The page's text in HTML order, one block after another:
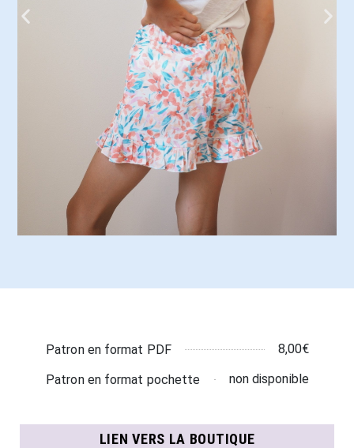
Patron en format PDF 8,00€
Patron en format pochette non disponible
LIEN VERS LA BOUTIQUE